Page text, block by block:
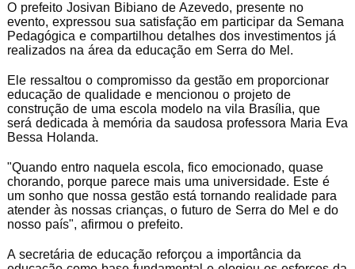
O prefeito Josivan Bibiano de Azevedo, presente no
evento, expressou sua satisfação em participar da Semana
Pedagógica e compartilhou detalhes dos investimentos já
realizados na área da educação em Serra do Mel.
Ele ressaltou o compromisso da gestão em proporcionar
educação de qualidade e mencionou o projeto de
construção de uma escola modelo na vila Brasília, que
será dedicada à memória da saudosa professora Maria Eva
Bessa Holanda.
"Quando entro naquela escola, fico emocionado, quase
chorando, porque parece mais uma universidade. Este é
um sonho que nossa gestão está tornando realidade para
atender às nossas crianças, o futuro de Serra do Mel e do
nosso país", afirmou o prefeito.
A secretária de educação reforçou a importância da